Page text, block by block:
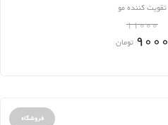
تقویت کننده مو
11000
9000 تومان
فروشگاه